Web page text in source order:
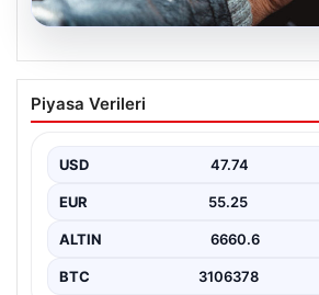
Emekliye ÖTV’siz araç
yasa çıkacak mı?
Piyasa Verileri
USD 47.74
EUR 55.25
ALTIN 6660.6
BTC 3106378